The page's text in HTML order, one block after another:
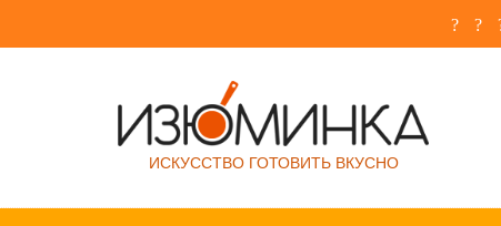
ИСКУССТВО ГОТОВИТЬ ВКУСНО